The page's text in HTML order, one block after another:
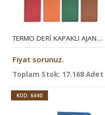
TERMO DERI KAPAKLI AJANDA (16 X 24 CM)
Fiyat sorunuz.
Toplam Stok: 17.168 Adet
KOD: 6440